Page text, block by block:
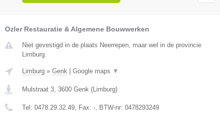
Ozler Restauratie & Algemene Bouwwerken
Niet gevestigd in de plaats Neerrepen, maar wel in de provincie
Limburg.
Limburg » Genk Google maps ▼
Mulstraat 3 3600 Genk ( Limburg)
Tel: 0478.29.32.49 , Fax: - , BTW-nr: 0478293249